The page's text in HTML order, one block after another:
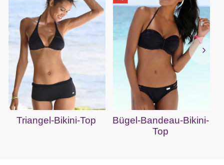
Triangel-Bikini-Top
Bügel-Bandeau-Bikini-
Top